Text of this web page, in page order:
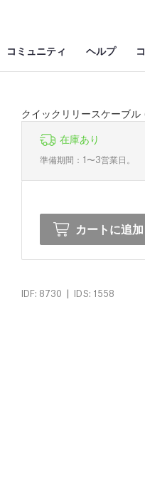
コミュニティ ヘルプ
クイックリリースケーブ
在庫あり
準備期間：1〜3営業日。
カートに追加
IDF: 8730 | IDS: 1558